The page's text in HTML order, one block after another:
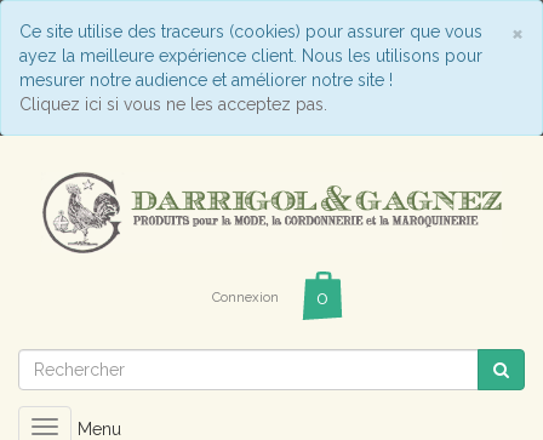
×
Ce site utilise des traceurs (cookies) pour assurer que vous
ayez la meilleure expérience client. Nous les utilisons pour
mesurer notre audience et améliorer notre site !
Cliquez ici si vous ne les acceptez pas.
Connexion
ToggleMenu